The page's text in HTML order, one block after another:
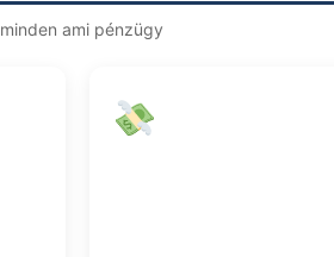
ami pénzügy